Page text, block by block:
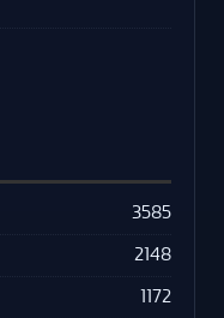
3585
2148
1172